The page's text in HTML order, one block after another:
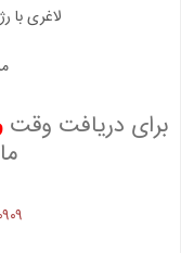
لاغری با
برای دریافت وقت